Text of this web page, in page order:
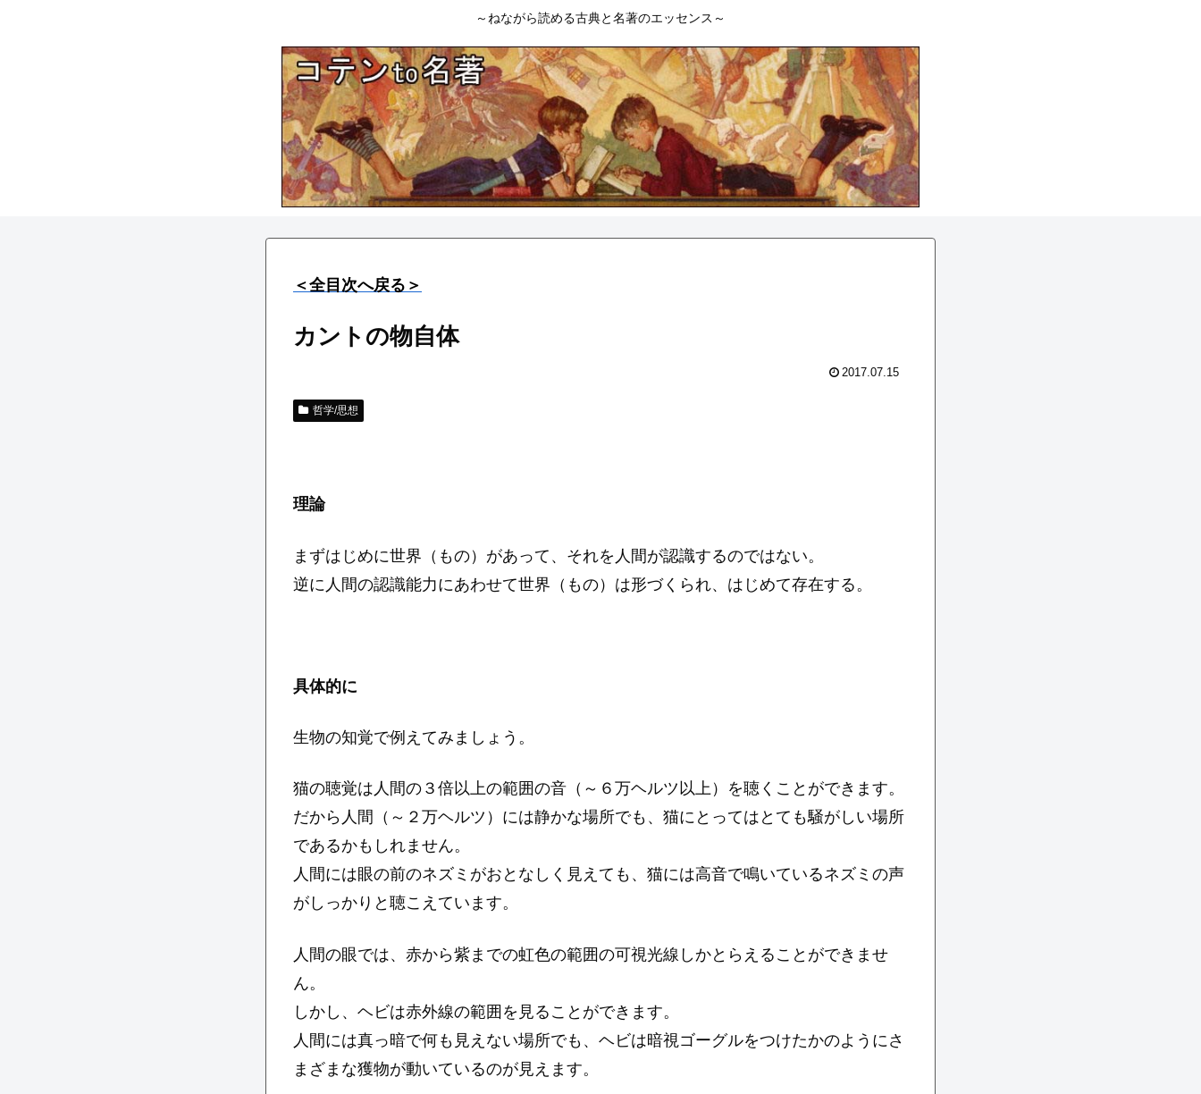
～ねながら読める古典と名著のエッセンス～
＜全目次へ戻る＞
カントの物自体
2017.07.15
哲学/思想
理論
まずはじめに世界（もの）があって、それを人間が認識するのではない。
逆に人間の認識能力にあわせて世界（もの）は形づくられ、はじめて存在する。
具体的に
生物の知覚で例えてみましょう。
猫の聴覚は人間の３倍以上の範囲の音（～６万ヘルツ以上）を聴くことができます。
だから人間（～２万ヘルツ）には静かな場所でも、猫にとってはとても騒がしい場所
であるかもしれません。
人間には眼の前のネズミがおとなしく見えても、猫には高音で鳴いているネズミの声
がしっかりと聴こえています。
人間の眼では、赤から紫までの虹色の範囲の可視光線しかとらえることができませ
ん。
しかし、ヘビは赤外線の範囲を見ることができます。
人間には真っ暗で何も見えない場所でも、ヘビは暗視ゴーグルをつけたかのようにさ
まざまな獲物が動いているのが見えます。